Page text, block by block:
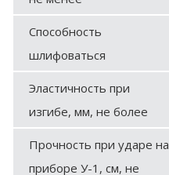
Способность
шлифоваться
Эластичность при
изгибе, мм, не более
Прочность при ударе на
приборе У-1, см, не